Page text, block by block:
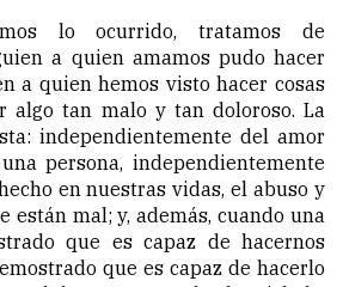
lo ocurrido, tratamos de
a quien amamos pudo hacer
a quien hemos visto hacer cosas
algo tan malo y tan doloroso. La
independientemente del amor
persona, independientemente
en nuestras vidas, el abuso y
están mal; y, además, cuando una
que es capaz de hacernos
que es capaz de hacerlo